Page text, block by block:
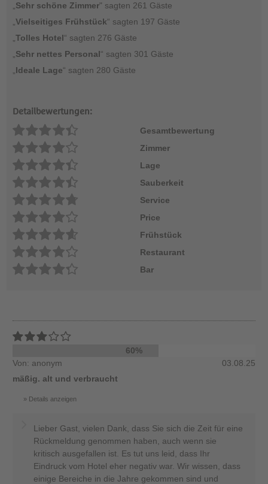
Sehr schöne Zimmer" sagten 261 Gäste
Vielseitiges Frühstück“ sagten 197 Gäste
Tolles Hotel“ sagten 276 Gäste
Sehr nettes Personal“ sagten 301 Gäste
Ideale Lage“ sagten 280 Gäste
Detailbewertungen:
Gesamtbewertung
Zimmer
Lage
Sauberkeit
Service
Price
Frühstück
Restaurant
Bar
60%
Von: anonym
03.08.25
mäßig. alt und verbraucht
Details anzeigen
Lieber Gast, vielen Dank, dass Sie sich die Zeit für eine
Rückmeldung genommen haben, auch wenn sie
kritisch ausgefallen ist. Es tut uns leid, dass Ihr
Eindruck vom Hotel eher negativ war. Wir wissen, dass
einige Bereiche in die Jahre gekommen sind und